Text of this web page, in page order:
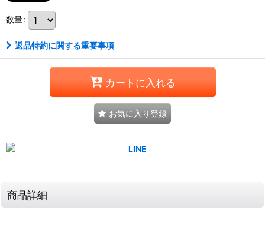
数量:
返品特約に関する重要事項
カートに入れる
お気に入り登録
商品詳細